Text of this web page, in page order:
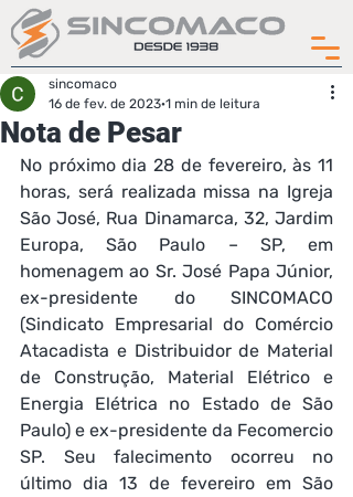
Nota de Pesar
sincomaco
16 de fev. de 2023 1 min de leitura
No próximo dia 28 de fevereiro, às 11
horas, será realizada missa na Igreja
São José, Rua Dinamarca, 32, Jardim
Europa, São Paulo – SP, em
homenagem ao Sr. José Papa Júnior,
ex-presidente do SINCOMACO
(Sindicato Empresarial do Comércio
Atacadista e Distribuidor de Material
de Construção, Material Elétrico e
Energia Elétrica no Estado de São
Paulo) e ex-presidente da Fecomercio
SP. Seu falecimento ocorreu no
último dia 13 de fevereiro em São